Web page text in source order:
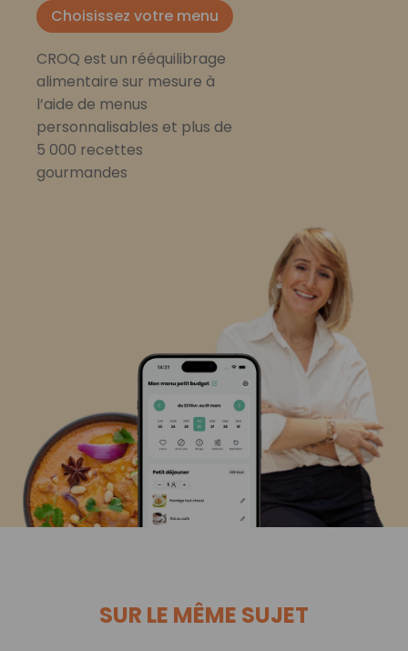
Choisissez votre menu
CROQ est un rééquilibrage
alimentaire sur mesure à
l’aide de menus
personnalisables et plus de
5 000 recettes
gourmandes
SUR LE MÊME SUJET